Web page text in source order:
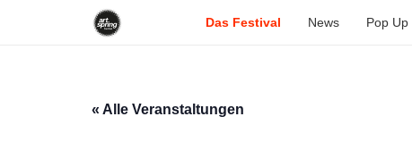
Das Festival News Pop Up
« Alle Veranstaltungen